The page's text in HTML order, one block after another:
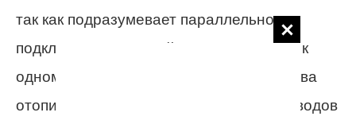
так как подразумевает параллельное
подключение. Данный метод позволяет к
одному термостату подключить сразу два
отопительный прибора. Одна пара проводов